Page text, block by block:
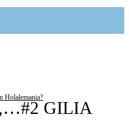
Holalemania?
GILIA